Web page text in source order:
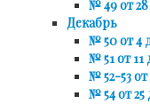
№ 49 от 28
Декабрь
№ 50 от 4
№ 51 от 11
№ 52-53 от
№ 54 от 25